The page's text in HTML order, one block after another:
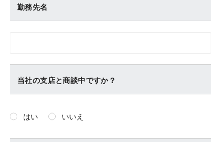
勤務先名
当社の支店と商談中ですか？
はい いいえ